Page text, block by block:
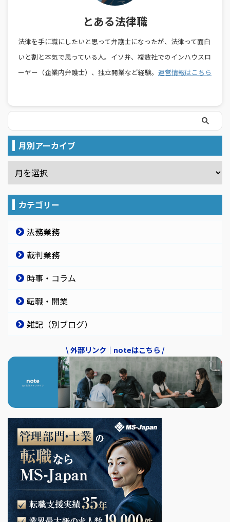
とある法律職
法律を手に職にしたいと思って弁護士になったが、法律って面白
いと割と本気で思っている人。イソ弁、複数社でのインハウスロ
ーヤー（企業内弁護士）、独立開業など経験。 運営情報はこちら
月別アーカイブ
カテゴリー
法務業務
裁判業務
時事・コラム
転職・開業
雑記（別ブログ）
\ 外部リンク｜noteはこちら /